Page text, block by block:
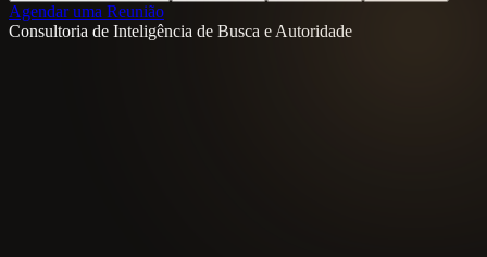
Agendar uma Reunião
Consultoria de Inteligência de Busca e Autoridade